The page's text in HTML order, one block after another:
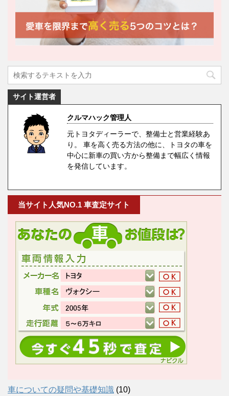
サイト運営者
クルマハック管理人
元トヨタディーラーで、整備士と営業経験あ
り。 車を高く売る方法の他に、トヨタの車を
中心に新車の買い方から整備まで幅広く情報
を発信しています。
当サイト人気NO.1 車査定サイト
車についての疑問や基礎知識 (10)